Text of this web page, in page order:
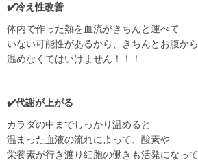
✔️冷え性改善
体内で作った熱を血流がきちんと運べて
いない可能性があるから、きちんとお腹から
温めなくてはいけません！！！
✔️代謝が上がる
カラダの中までしっかり温めると
温まった血液の流れによって、酸素や
栄養素が行き渡り細胞の働きも活発になって